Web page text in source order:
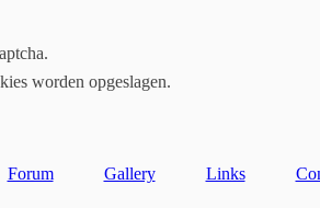
Forum Gallery Links
worden opgeslagen.